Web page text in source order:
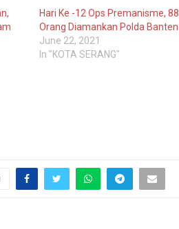
Hari Ke -12 Ops Premanisme, 88
Orang Diamankan Polda Banten
June 22, 2021
In "KOTA SERANG"